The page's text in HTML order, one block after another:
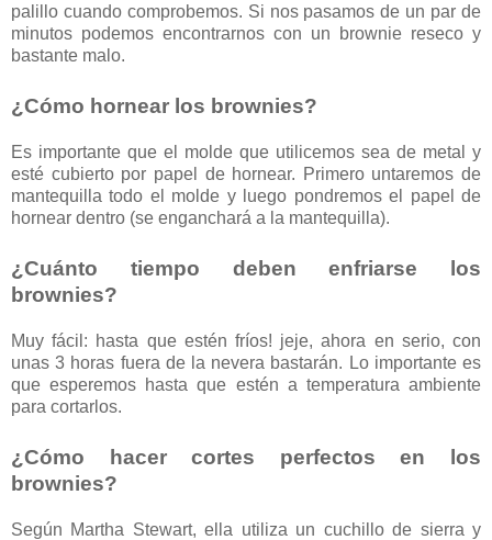
palillo cuando comprobemos. Si nos pasamos de un par de
minutos podemos encontrarnos con un brownie reseco y
bastante malo.
¿Cómo hornear los brownies?
Es importante que el molde que utilicemos sea de metal y
esté cubierto por papel de hornear. Primero untaremos de
mantequilla todo el molde y luego pondremos el papel de
hornear dentro (se enganchará a la mantequilla).
¿Cuánto tiempo deben enfriarse los
brownies?
Muy fácil: hasta que estén fríos! jeje, ahora en serio, con
unas 3 horas fuera de la nevera bastarán. Lo importante es
que esperemos hasta que estén a temperatura ambiente
para cortarlos.
¿Cómo hacer cortes perfectos en los
brownies?
Según Martha Stewart, ella utiliza un cuchillo de sierra y